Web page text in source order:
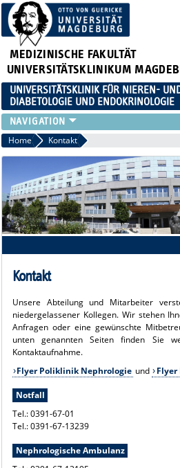
MEDIZINISCHE FAKULTÄT
UNIVERSITÄTSKLINIKUM
UNIVERSITÄTSKLINIK FÜR NIEREN-
DIABETOLOGIE UND ENDOKRINOLOGIE
KLINIK
FORSCHUNG
FORTBILDUNGEN
KARRIERE
LINKS
Home Kontakt
Kontakt
Unsere Abteilung und Mitarbeiter
niedergelassener Kollegen. Wir stehen
Anfragen oder eine gewünschte
unten genannten Seiten finden Sie
Kontaktaufnahme.
Flyer Poliklinik Nephrologie und Flyer
Notfall
Tel.: 0391-67-01
Tel.: 0391-67-13239
Nephrologische Ambulanz